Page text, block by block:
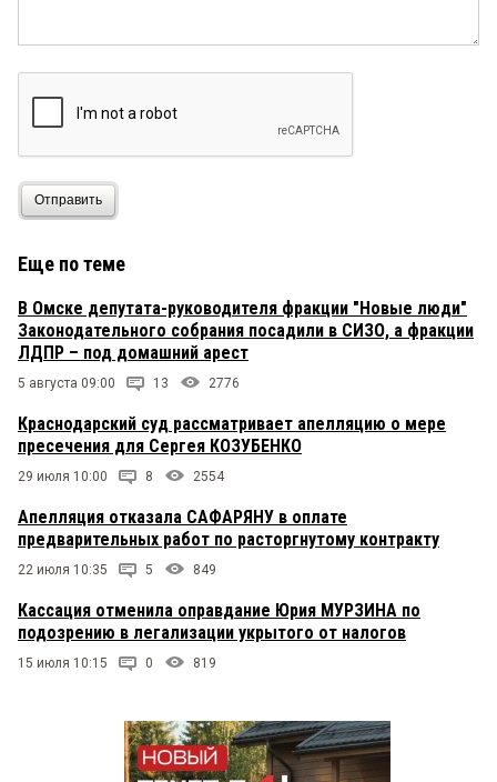
Отправить
Еще по теме
В Омске депутата-руководителя фракции "Новые люди"
Законодательного собрания посадили в СИЗО, а фракции
ЛДПР – под домашний арест
5 августа 09:00 13 2776
Краснодарский суд рассматривает апелляцию о мере
пресечения для Сергея КОЗУБЕНКО
29 июля 10:00 8 2554
Апелляция отказала САФАРЯНУ в оплате
предварительных работ по расторгнутому контракту
22 июля 10:35 5 849
Кассация отменила оправдание Юрия МУРЗИНА по
подозрению в легализации укрытого от налогов
15 июля 10:15 0 819